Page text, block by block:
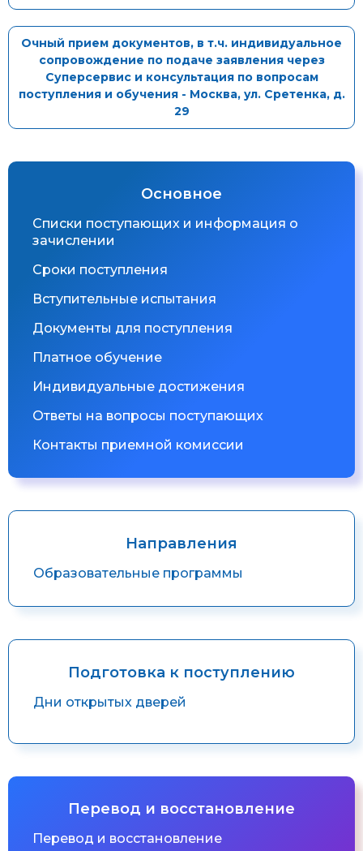
Очный прием документов, в т.ч. индивидуальное
сопровождение по подаче заявления через
Суперсервис и консультация по вопросам
поступления и обучения - Москва, ул. Сретенка, д.
29
Основное
Списки поступающих и информация о
зачислении
Сроки поступления
Вступительные испытания
Документы для поступления
Платное обучение
Индивидуальные достижения
Ответы на вопросы поступающих
Контакты приемной комиссии
Направления
Образовательные программы
Подготовка к поступлению
Дни открытых дверей
Перевод и восстановление
Перевод и восстановление